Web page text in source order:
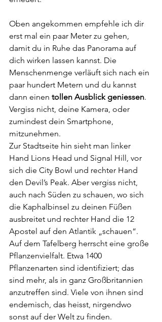
Oben angekommen empfehle ich dir
erst mal ein paar Meter zu gehen,
damit du in Ruhe das Panorama auf
dich wirken lassen kannst. Die
Menschenmenge verläuft sich nach ein
paar hundert Metern und du kannst
dann einen tollen Ausblick geniessen.
Vergiss nicht, deine Kamera, oder
zumindest dein Smartphone,
mitzunehmen.
Zur Stadtseite hin sieht man linker
Hand Lions Head und Signal Hill, vor
sich die City Bowl und rechter Hand
den Devil’s Peak. Aber vergiss nicht,
auch nach Süden zu schauen, wo sich
die Kaphalbinsel zu deinen Füßen
ausbreitet und rechter Hand die 12
Apostel auf den Atlantik „schauen“.
Auf dem Tafelberg herrscht eine große
Pflanzenvielfalt. Etwa 1400
Pflanzenarten sind identifiziert; das
sind mehr, als in ganz Großbritannien
anzutreffen sind. Viele von ihnen sind
endemisch, das heisst, nirgendwo
sonst auf der Welt zu finden.